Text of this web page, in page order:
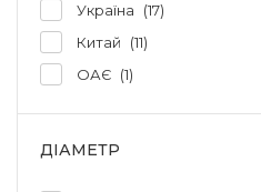
Китай 11
ОАЄ 1
Україна 17
ДІАМЕТР